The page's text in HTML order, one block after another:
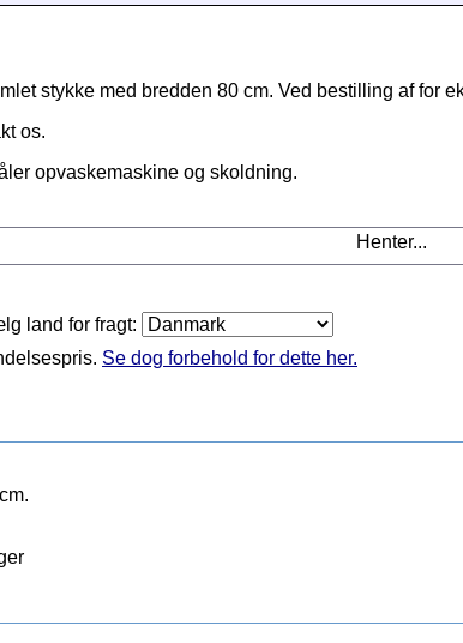
stykke med bredden 80 cm. Ved bestilling af for
os.
opvaskemaskine og skoldning.
Henter...
land for fragt:
Se dog forbehold for dette her.